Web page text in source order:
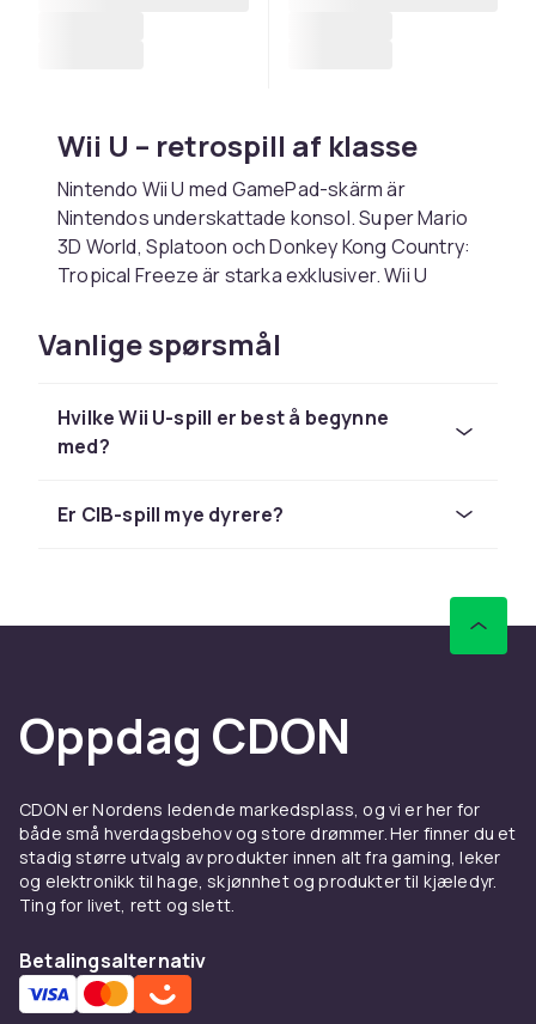
Wii U – retrospill af klasse
Nintendo Wii U med GamePad-skärm är
Nintendos underskattade konsol. Super Mario
3D World, Splatoon och Donkey Kong Country:
Tropical Freeze är starka exklusiver. Wii U
Populære Wii U-spill
Super Mario 3D World, Splatoon, Donkey Kong
Country: Tropical Freeze, Mario Kart 8 och
Å samle på Wii U
konkurransedyktige priser. Rask levering og
trygg handel.
Se alle Wii U-spill i vårt sortiment.
Retro-gaming er i dag en blomstrende hobby
med aktive communities og samlerbørser.
HDMI-adaptere og flash-kassetter gjør det
på moderne maskinvare.
Spill i originalemballasje (CIB) med manual er
Vanlige spørsmål
Hvilke Wii U-spill er best å begynne
med?
Er CIB-spill mye dyrere?
Oppdag CDON
CDON er Nordens ledende markedsplass, og vi er her for
både små hverdagsbehov og store drømmer. Her finner du et
stadig større utvalg av produkter innen alt fra gaming, leker
og elektronikk til hage, skjønnhet og produkter til kjæledyr.
Ting for livet, rett og slett.
Betalingsalternativ